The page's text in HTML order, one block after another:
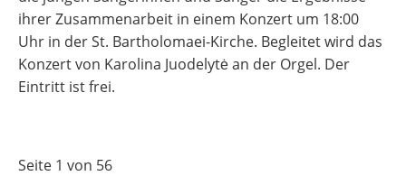
ihrer Zusammenarbeit in einem Konzert um 18:00
Uhr in der St. Bartholomaei-Kirche. Begleitet wird das
Konzert von Karolina Juodelytė an der Orgel. Der
Eintritt ist frei.
Seite 1 von 56